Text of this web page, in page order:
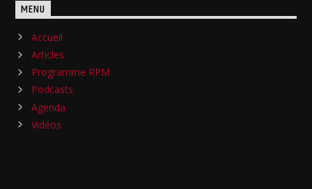
MENU
Accueil
Articles
Programme RPM
Podcasts
Agenda
Vidéos